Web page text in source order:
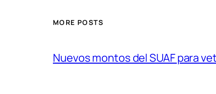
MORE POSTS
Nuevos montos del SUAF para